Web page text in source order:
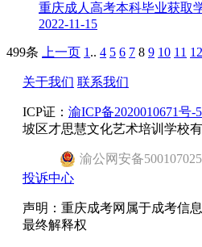
重庆成人高考本科毕业获取
2022-11-15
499条 上一页 1.. 4 5 6 7 8 9 10 11 12
关于我们 联系我们
ICP证： 渝ICP备2020010671号-5
坡区才思慧文化艺术培训学校
渝公网安备
投诉中心
声明：重庆成考网属于成考信
最终解释权